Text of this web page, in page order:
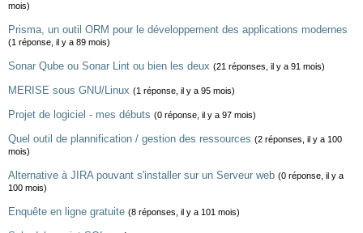
mois)
Prisma, un outil ORM pour le développement des applications modernes
(1 réponse, il y a 89 mois)
Sonar Qube ou Sonar Lint ou bien les deux (21 réponses, il y a 91 mois)
MERISE sous GNU/Linux (1 réponse, il y a 95 mois)
Projet de logiciel - mes débuts (0 réponse, il y a 97 mois)
Quel outil de plannification / gestion des ressources (2 réponses, il y a 100
mois)
Alternative à JIRA pouvant s'installer sur un Serveur web (0 réponse, il y a
100 mois)
Enquête en ligne gratuite (8 réponses, il y a 101 mois)